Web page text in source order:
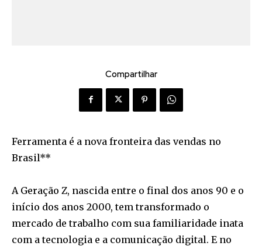
Compartilhar
Ferramenta é a nova fronteira das vendas no
Brasil**
A Geração Z, nascida entre o final dos anos 90 e o
início dos anos 2000, tem transformado o
mercado de trabalho com sua familiaridade inata
com a tecnologia e a comunicação digital. E no